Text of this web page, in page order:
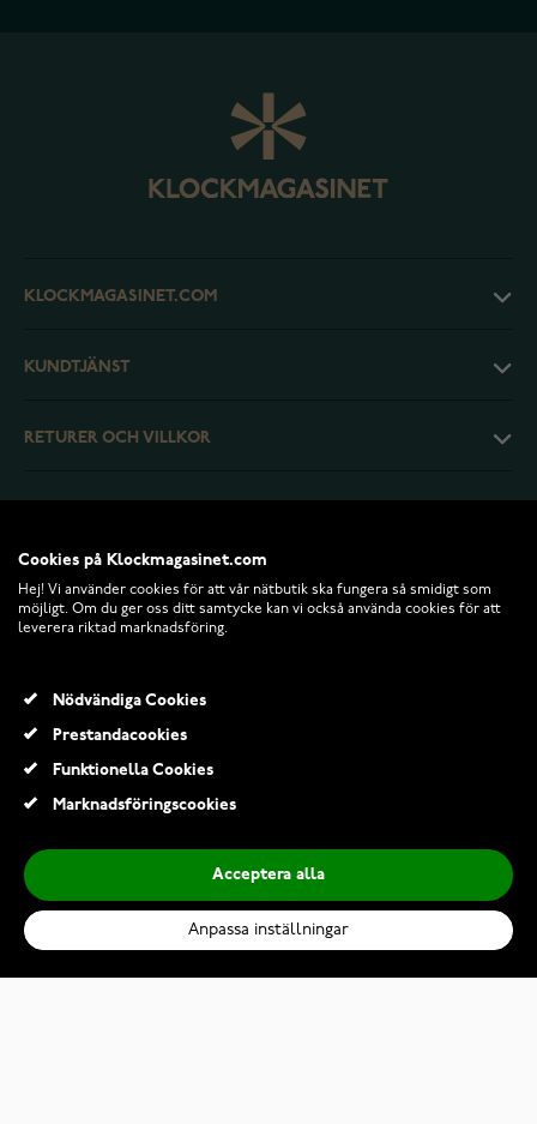
KLOCKMAGASINET.COM
KUNDTJÄNST
RETURER OCH VILLKOR
© 2026 Klockmagasinet.com
Cookies på Klockmagasinet.com
Hej! Vi använder cookies för att vår nätbutik ska fungera så smidigt som
möjligt. Om du ger oss ditt samtycke kan vi också använda cookies för att
leverera riktad marknadsföring.
Nödvändiga Cookies
Prestandacookies
Funktionella Cookies
Marknadsföringscookies
Acceptera alla
Anpassa inställningar